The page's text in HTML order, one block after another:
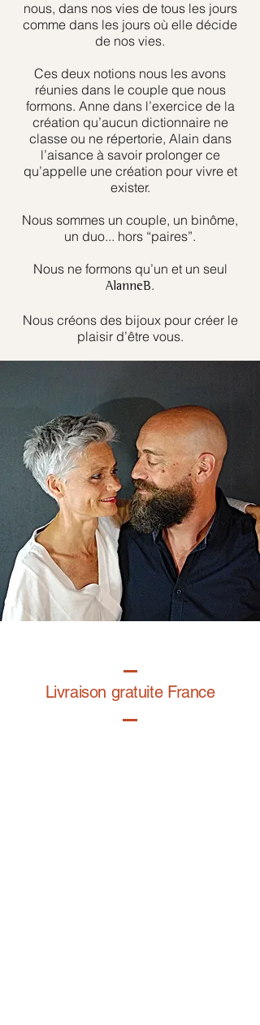
nous, dans nos vies de tous les jours
comme dans les jours où elle décide
de nos vies.
Ces deux notions nous les avons
réunies dans le couple que nous
formons. Anne dans l’exercice de la
création qu’aucun dictionnaire ne
classe ou ne répertorie, Alain dans
l’aisance à savoir prolonger ce
qu’appelle une création pour vivre et
exister.
Nous sommes un couple, un binôme,
un duo... hors “paires”.
Nous ne formons qu’un et un seul
AlanneB.
Nous créons des bijoux pour créer le
plaisir d’être vous.
Livraison gratuite France